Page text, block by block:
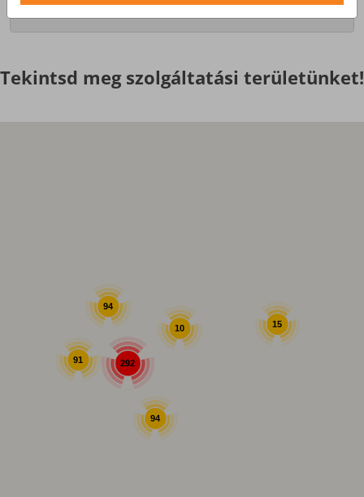
Tekintsd meg szolgáltatási területünket!
292
94
94
10 15
91